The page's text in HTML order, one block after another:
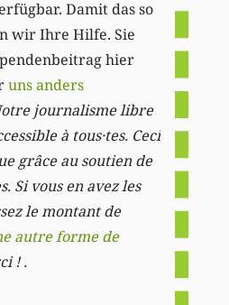
Damit das so
wir Ihre Hilfe. Sie
hier
uns anders
journalisme libre
à tous·tes. Ceci
grâce au soutien de
Si vous en avez les
le montant de
autre forme de
! .